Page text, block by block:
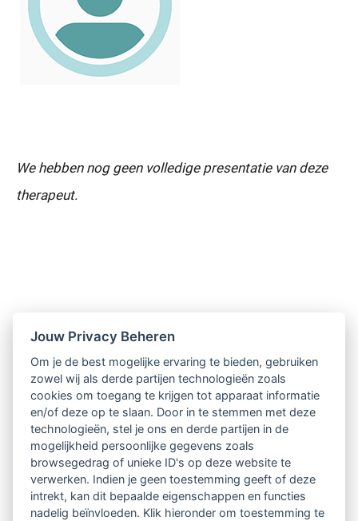
We hebben nog geen volledige presentatie van deze
therapeut.
Jouw Privacy Beheren
Om je de best mogelijke ervaring te bieden, gebruiken
zowel wij als derde partijen technologieën zoals
cookies om toegang te krijgen tot apparaat informatie
en/of deze op te slaan. Door in te stemmen met deze
technologieën, stel je ons en derde partijen in de
mogelijkheid persoonlijke gegevens zoals
browsegedrag of unieke ID's op deze website te
verwerken. Indien je geen toestemming geeft of deze
intrekt, kan dit bepaalde eigenschappen en functies
nadelig beïnvloeden. Klik hieronder om toestemming te